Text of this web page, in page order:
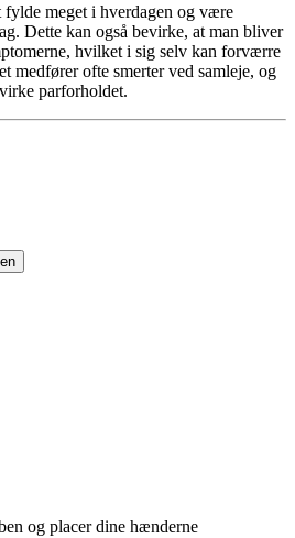
fylde meget i hverdagen og være
Dette kan også bevirke, at man bliver
hvilket i sig selv kan forværre
medfører ofte smerter ved samleje, og
parforholdet.
og placer dine hænderne